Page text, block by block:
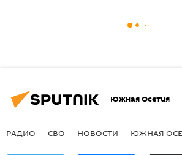
Южная Осетия
РАДИО СВО НОВОСТИ ЮЖНАЯ